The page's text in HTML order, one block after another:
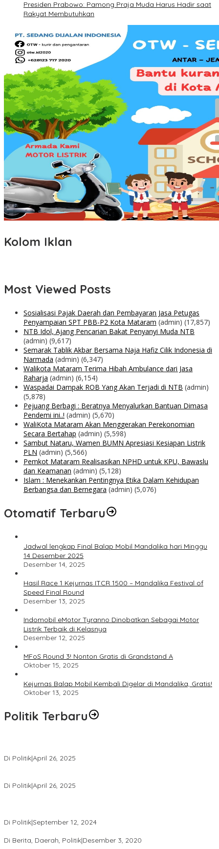
Presiden Prabowo: Pamong Praja Muda Harus Hadir saat
Rakyat Membutuhkan
Kolom Iklan
Most Viewed Posts
Sosialisasi Pajak Daerah dan Pembayaran Jasa Petugas
Penyampaian SPT PBB-P2 Kota Mataram (admin) (17,857)
NTB Idol, Ajang Pencarian Bakat Penyanyi Muda NTB
(admin) (9,617)
Semarak Tablik Akbar Bersama Naja Hafiz Cilik Indonesia di
Narmada (admin) (6,347)
Walikota Mataram Terima Hibah Ambulance dari Jasa
Raharja (admin) (6,154)
Waspadai Dampak ROB Yang Akan Terjadi di NTB (admin)
(5,878)
Pejuang Berbagi : Beratnya Menyalurkan Bantuan Dimasa
Pendemi ini..! (admin) (5,670)
WaliKota Mataram Akan Menggerakan Perekonomian
Secara Bertahap (admin) (5,598)
Sambut Nataru, Wamen BUMN Apresiasi Kesiapan Listrik
PLN (admin) (5,566)
Pemkot Mataram Realisasikan NPHD untuk KPU, Bawaslu
dan Keamanan (admin) (5,128)
Islam : Menekankan Pentingnya Etika Dalam Kehidupan
Berbangsa dan Bernegara (admin) (5,076)
Otomatif Terbaru
Jadwal lengkap Final Balap Mobil Mandalika hari Minggu
14 Desember 2025
Desember 14, 2025
Hasil Race 1 Kejurnas ITCR 1500 – Mandalika Festival of
Speed Final Round
Desember 13, 2025
Indomobil eMotor Tyranno Dinobatkan Sebagai Motor
Listrik Terbaik di Kelasnya
Desember 12, 2025
MFoS Round 3! Nonton Gratis di Grandstand A
Oktober 15, 2025
Kejurnas Balap Mobil Kembali Digelar di Mandalika, Gratis!
Oktober 13, 2025
Politik Terbaru
Di Politik|April 26, 2025
Di Politik|April 26, 2025
Di Politik|September 12, 2024
Di Berita, Daerah, Politik|Desember 3, 2020